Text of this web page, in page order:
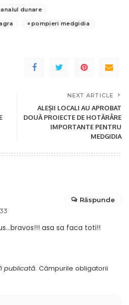
dunare
pompieri medgidia
NEXT ARTICLE
ALEȘII LOCALI AU APROBAT
DOUĂ PROIECTE DE HOTĂRÂRE
IMPORTANTE PENTRU
MEDGIDIA
asa sa faca toti!!
Răspunde
publicată. Câmpurile obligatorii